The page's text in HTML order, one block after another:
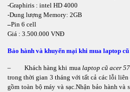
-Graphiris : intel HD 4000
-Dung lượng Memory: 2GB
–Pin 6 cell
Giá : 3.500.000 VNĐ
Bảo hành và khuyến mại khi mua laptop cũ
– Khách hàng khi mua laptop cũ acer
trong thời gian 3 tháng với tất cả các lỗi liên
gồm toàn bộ máy và sạc.Nhận bảo hành